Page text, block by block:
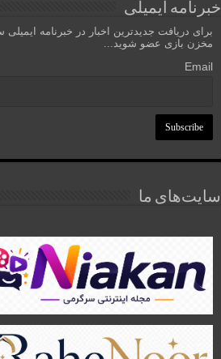
خبرنامه ایمیلی
برای دریافت جدیدترین اخبار در خبرنامه ایمیلی
مخزن بازی عضو شوید...
Email
سایت‌های ما